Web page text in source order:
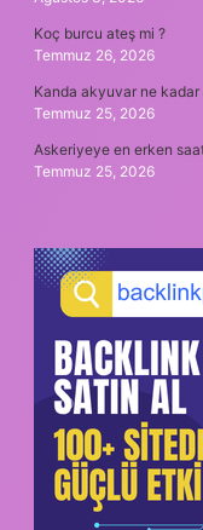
Koç burcu ateş mi ?
Temmuz 26, 2026
Kanda akyuvar ne kadar
Temmuz 25, 2026
Askeriyeye en erken
Temmuz 25, 2026